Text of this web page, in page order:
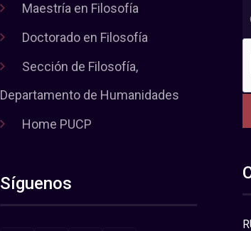
Maestría en Filosofía
Doctorado en Filosofía
Sección de Filosofía,
Departamento de Humanidades
Home PUCP
Síguenos